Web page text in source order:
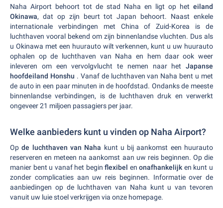
Naha Airport behoort tot de stad Naha en ligt op het eiland
Okinawa, dat op zijn beurt tot Japan behoort. Naast enkele
internationale verbindingen met China of Zuid-Korea is de
luchthaven vooral bekend om zijn binnenlandse vluchten. Dus als
u Okinawa met een huurauto wilt verkennen, kunt u uw huurauto
ophalen op de luchthaven van Naha en hem daar ook weer
inleveren om een vervolgvlucht te nemen naar het Japanse
hoofdeiland Honshu . Vanaf de luchthaven van Naha bent u met
de auto in een paar minuten in de hoofdstad. Ondanks de meeste
binnenlandse verbindingen, is de luchthaven druk en verwerkt
ongeveer 21 miljoen passagiers per jaar.
Welke aanbieders kunt u vinden op Naha Airport?
Opde luchthaven van Naha kunt u bij aankomst een huurauto
reserveren en meteen na aankomst aan uw reis beginnen. Op die
manier bent u vanaf het beginflexibel enonafhankelijk en kunt u
zonder complicaties aan uw reis beginnen. Informatie over de
aanbiedingen op de luchthaven van Naha kunt u van tevoren
vanuit uw luie stoel verkrijgen via onze homepage.